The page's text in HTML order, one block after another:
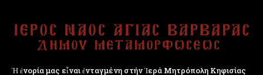
Ἡ ἐνορία μας εἶναι ἐνταγμένη στήν Ἱερά Μητρόπολη Κηφισίας